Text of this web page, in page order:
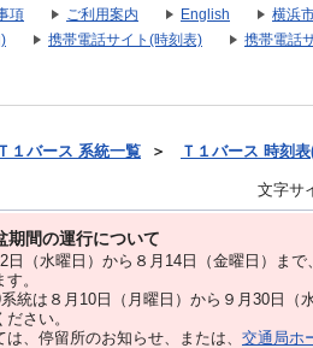
項 ご利用案内 English 横浜
携帯電話サイト(時刻表) 携帯電話
Ｔ１バース 系統一覧 ＞ Ｔ１バース 時刻
文字サ
期間の運行について
（水曜日）から８⽉14⽇（金曜日）ま
。
は８月10日（月曜日）から９月30日（
さい。
は、停留所のお知らせ、または、 交通局ホ